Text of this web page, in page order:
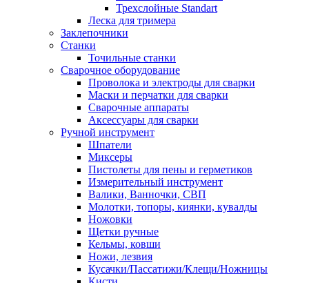
Трехслойные Standart
Леска для тримера
Заклепочники
Станки
Точильные станки
Сварочное оборудование
Проволока и электроды для сварки
Маски и перчатки для сварки
Сварочные аппараты
Аксессуары для сварки
Ручной инструмент
Шпатели
Миксеры
Пистолеты для пены и герметиков
Измерительный инструмент
Валики, Ванночки, СВП
Молотки, топоры, киянки, кувалды
Ножовки
Щетки ручные
Кельмы, ковши
Ножи, лезвия
Кусачки/Пассатижи/Клещи/Ножницы